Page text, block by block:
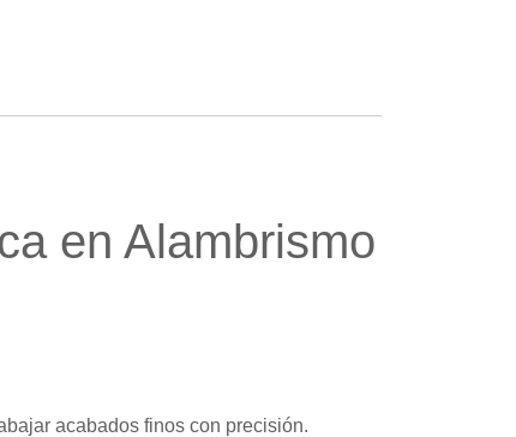
en Alambrismo
acabados finos con precisión.